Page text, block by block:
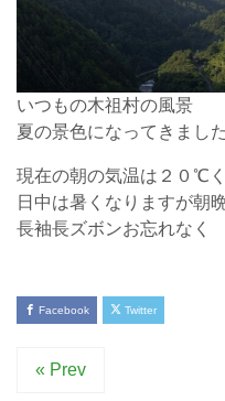
いつもの木祖村の風景
夏の景色になってきました
現在の朝の気温は２０℃
日中は暑くなりますが朝
長袖長ズボンお忘れなく
Facebook Twitter
« Prev